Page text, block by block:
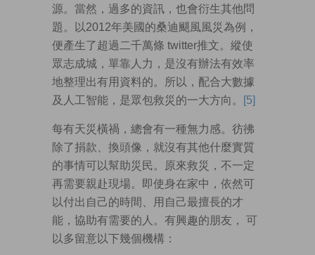
源。當然，過多的資訊，也會衍生其他問
題。以2012年美國的桑迪颶風風災為例，
便產生了超過二千萬條 twitter推文。縱使
眾志成城，單靠人力，是沒有辦法有效率
地整理出有用資料的。所以，配合大數據
及人工智能，是眾包救災的一大方向。
[5]
每有天災橫禍，總會有一種無力感。彷彿
除了捐款、換頭像，就沒有其他什麼實質
的事情可以幫助災民。原來救災，不一定
再需要親赴現場。即使身在家中，依然可
以付出自己的時間、用自己最擅長的才
能，協助有需要的人。有興趣的朋友， 可
以多留意以下幾個機構：